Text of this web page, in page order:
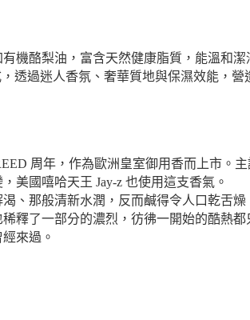
機酪梨油，富含天然健康脂質，能溫和
透過迷人香氛、奢華質地與保濕效能，營
周年，作為歐洲皇室御用香而上市。
美國嘻哈天王 Jay-z 也使用這支香氣。
、那般清新水潤，反而鹹得令人口乾舌
釋了一部分的濃烈，彷彿一開始的酷熱都
來過。